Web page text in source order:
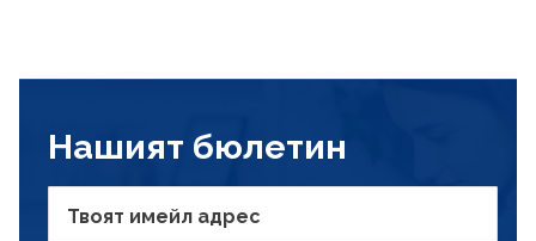
Нашият бюлетин
Твоят имейл адрес